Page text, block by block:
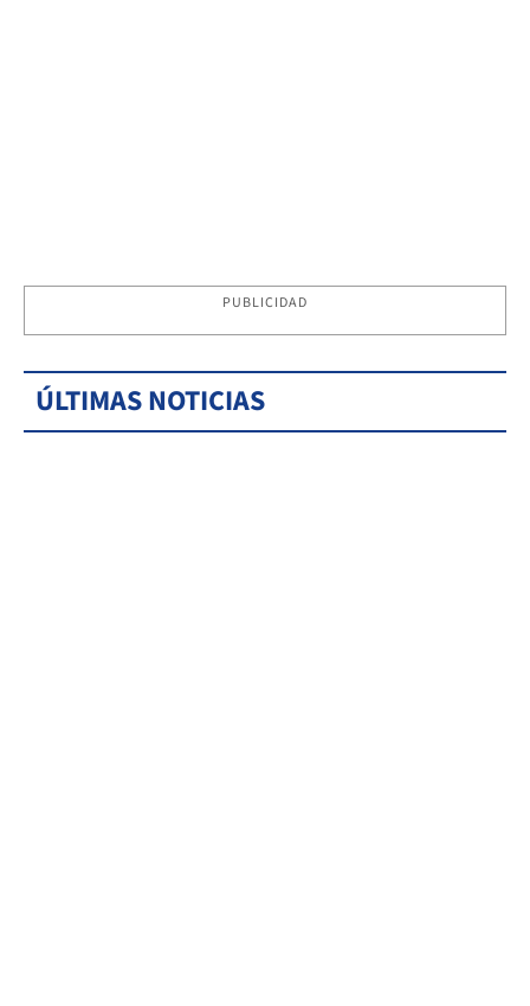
PUBLICIDAD
ÚLTIMAS NOTICIAS